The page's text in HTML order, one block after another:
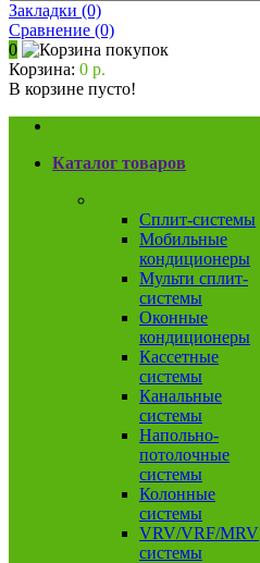
Закладки (0)
Сравнение (0)
0
Корзина: 0 р.
В корзине пусто!
Каталог товаров
Сплит-системы
Мобильные
кондиционеры
Мульти сплит-
системы
Оконные
кондиционеры
Кассетные
системы
Канальные
системы
Напольно-
потолочные
системы
Колонные
системы
VRV/VRF/MRV
системы